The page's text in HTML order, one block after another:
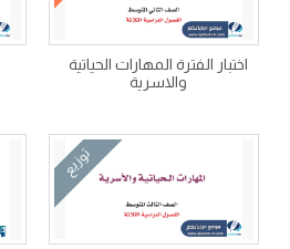
اختبار الفترة المهارات الحياتية
والاسرية
توزيع